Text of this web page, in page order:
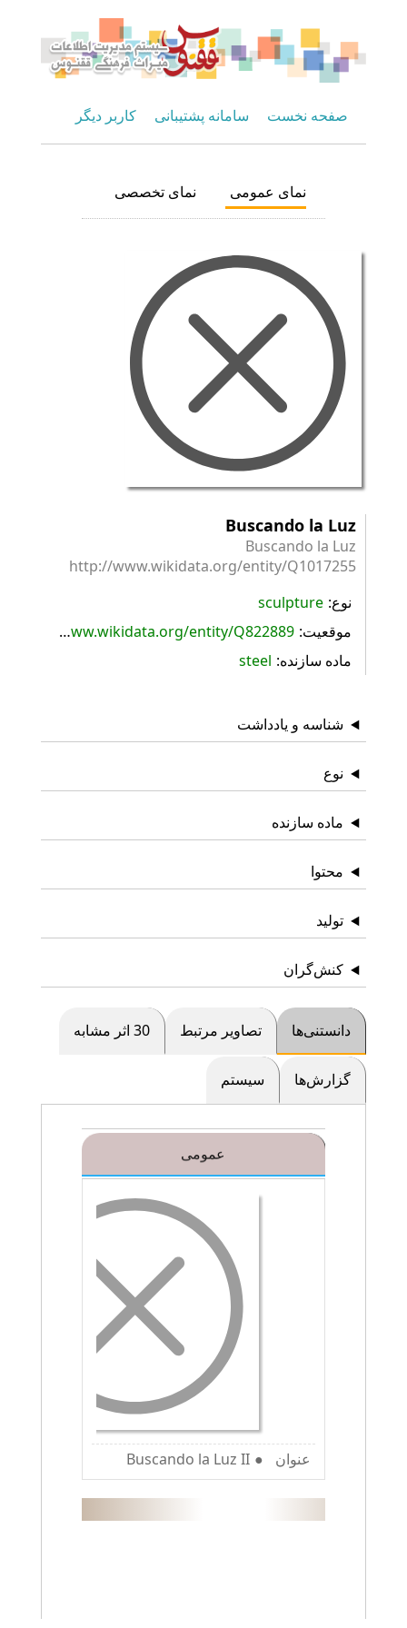
صفحه نخست سامانه پشتیبانی کاربر دیگر
نمای عمومی نمای تخصصی
Buscando la Luz
Buscando la Luz
http://www.wikidata.org/entity/Q1017255
نوع sculpture
موقعیت
http://www.wikidata.org/entity/Q822889
ماده سازنده steel
شناسه و یادداشت
نوع
ماده سازنده
محتوا
تولید
کنش‌گران
دانستنی‌ها تصاویر مرتبط 30 اثر مشابه
گزارش‌ها سیستم